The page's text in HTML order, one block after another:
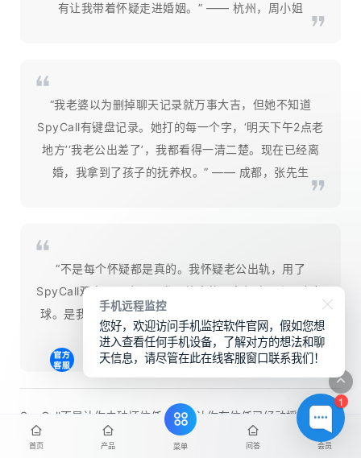
有让我带着怀疑走进婚姻。” —— 杭州，周小姐
“我老婆以为删掉聊天记录就万事大吉，但她不知道
SpyCall有键盘记录。她打的每一个字，‘明天下午2点老
地方’‘我老公出差了’，我都看得一清二楚。现在已经离
婚，我拿到了孩子的抚养权。” —— 成都，张先生
“不是每个怀疑都是真的。我怀疑老公出轨，用了
SpyCall观察了一个月，发现他真的是在加班、和朋友打
球。是我自己多疑了。虽然花钱买了会员，但买来了安
心，值了。” —— 南京，李女士
SpyCall不是让你去破坏信任，而是让你在信任已经动摇的时
候，有一个确认真相的工具。
首页 产品 菜单 问答 会员
1
手机远程监控
您好，欢迎访问手机监控软件官网，假如您想
进入查看任何手机设备，了解对方的想法和聊
天信息，请尽管在此在线客服窗口联系我们！